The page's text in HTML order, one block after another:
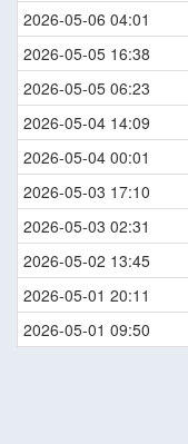
2026-05-06 04:01
2026-05-05 16:38
2026-05-05 06:23
2026-05-04 14:09
2026-05-04 00:01
2026-05-03 17:10
2026-05-03 02:31
2026-05-02 13:45
2026-05-01 20:11
2026-05-01 09:50